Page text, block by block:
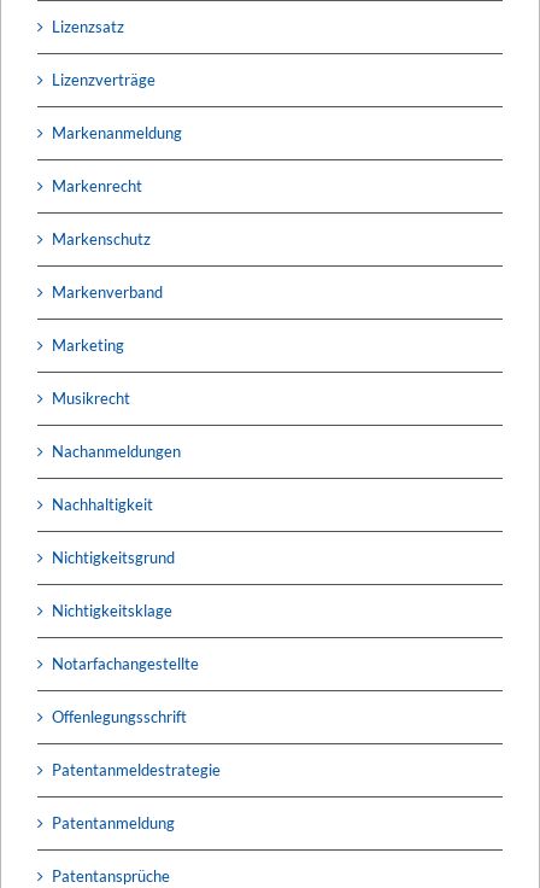
Lizenzsatz
Lizenzverträge
Markenanmeldung
Markenrecht
Markenschutz
Markenverband
Marketing
Musikrecht
Nachanmeldungen
Nachhaltigkeit
Nichtigkeitsgrund
Nichtigkeitsklage
Notarfachangestellte
Offenlegungsschrift
Patentanmeldestrategie
Patentanmeldung
Patentansprüche